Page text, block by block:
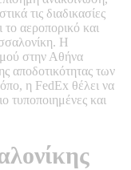
τις διαδικασίες
αεροπορικό και
H
στην Αθήνα
αποδοτικότητας των
η FedEx θέλει να
τυποποιημένες και